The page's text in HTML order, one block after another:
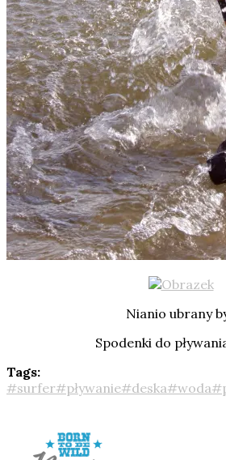
Nianio ubrany
Spodenki do
Tags: